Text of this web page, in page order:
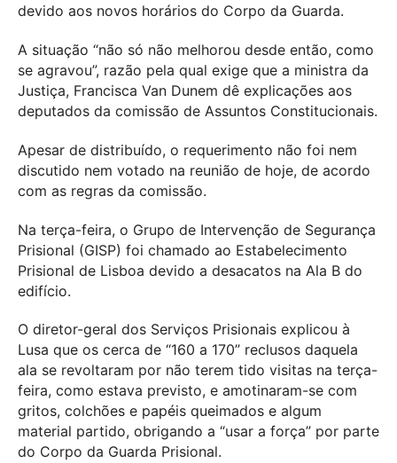
devido aos novos horários do Corpo da Guarda.
A situação “não só não melhorou desde então, como
se agravou”, razão pela qual exige que a ministra da
Justiça, Francisca Van Dunem dê explicações aos
deputados da comissão de Assuntos Constitucionais.
Apesar de distribuído, o requerimento não foi nem
discutido nem votado na reunião de hoje, de acordo
com as regras da comissão.
Na terça-feira, o Grupo de Intervenção de Segurança
Prisional (GISP) foi chamado ao Estabelecimento
Prisional de Lisboa devido a desacatos na Ala B do
edifício.
O diretor-geral dos Serviços Prisionais explicou à
Lusa que os cerca de “160 a 170” reclusos daquela
ala se revoltaram por não terem tido visitas na terça-
feira, como estava previsto, e amotinaram-se com
gritos, colchões e papéis queimados e algum
material partido, obrigando a “usar a força” por parte
do Corpo da Guarda Prisional.